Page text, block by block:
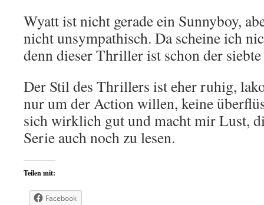
Wyatt ist nicht gerade ein Sunnyboy,
nicht unsympathisch. Da scheine ich
denn dieser Thriller ist schon der
Der Stil des Thrillers ist eher ruhig,
nur um der Action willen, keine
sich wirklich gut und macht mir Lust,
Serie auch noch zu lesen.
Teilen mit:
Facebook